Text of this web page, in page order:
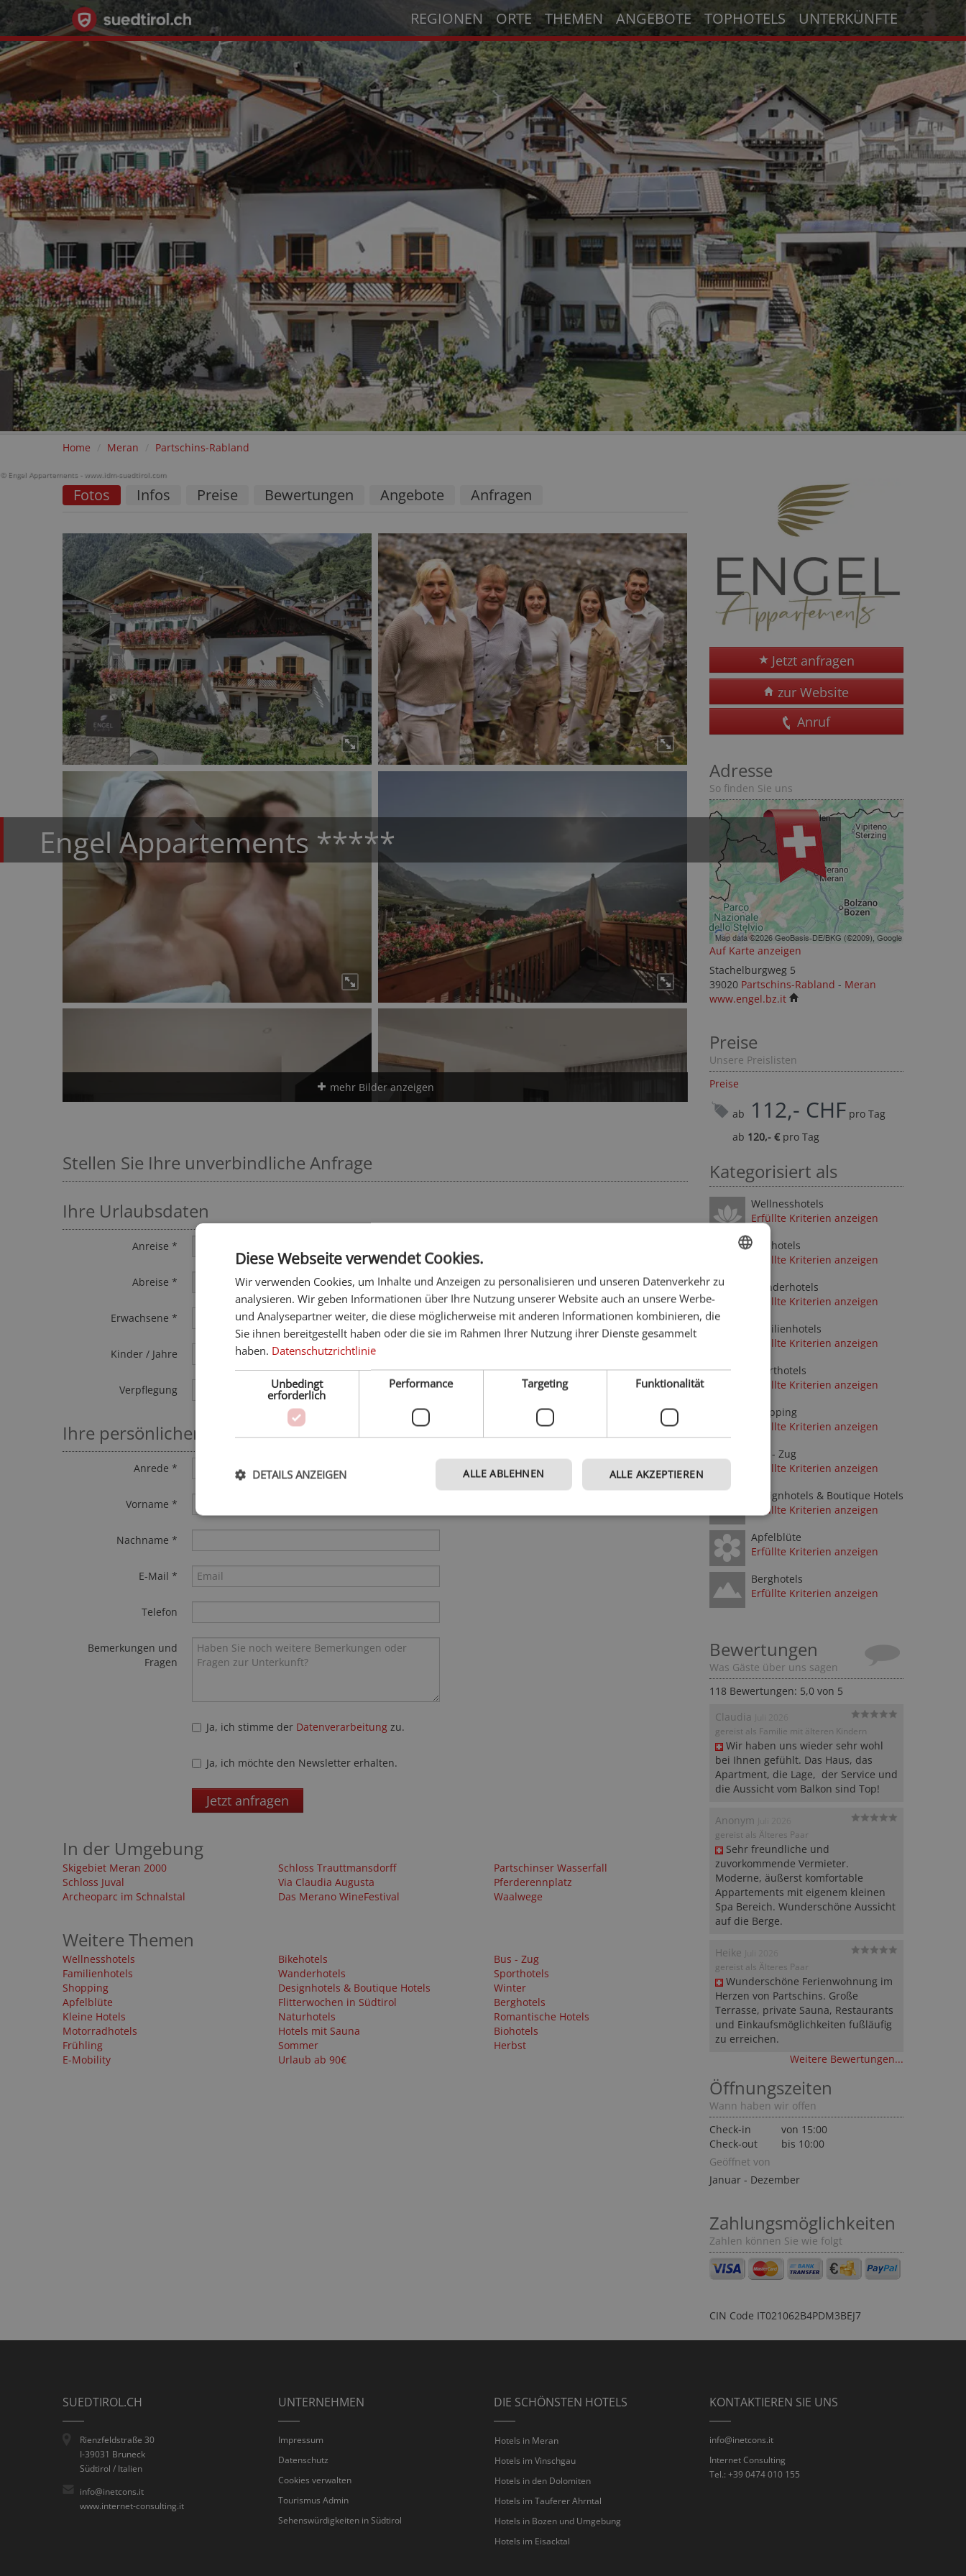
REGIONEN ORTE THEMEN ANGEBOTE TOPHOTELS UNTERKÜNFTE
Engel Appartements *****
© Engel Appartements - www.idm-suedtirol.com
Home / Meran / Partschins-Rabland
Fotos Infos Preise Bewertungen Angebote Anfragen
mehr Bilder anzeigen
Stellen Sie Ihre unverbindliche Anfrage
Ihre Urlaubsdaten
Anreise *
Abreise *
Erwachsene *
Kinder / Jahre
Verpflegung
Ihre persönlichen Daten
Anrede *
Vorname *
Nachname *
E-Mail *
Telefon
Bemerkungen und
Fragen
Ja, ich stimme der Datenverarbeitung zu.
Ja, ich möchte den Newsletter erhalten.
Jetzt anfragen
In der Umgebung
Skigebiet Meran 2000 Schloss Trauttmansdorff
Partschinser Wasserfall
Schloss Juval
Via Claudia Augusta
Pferderennplatz
Archeoparc im Schnalstal
Das Merano WineFestival Waalwege
Weitere Themen
Wellnesshotels Bikehotels
Bus - Zug
Familienhotels
Wanderhotels
Sporthotels
Shopping
Designhotels & Boutique Hotels
Winter
Apfelblüte
Flitterwochen in Südtirol
Berghotels
Kleine Hotels
Naturhotels
Romantische Hotels
Motorradhotels
Hotels mit Sauna
Biohotels
Frühling
Sommer
Herbst
E-Mobility
Urlaub ab 90€
Jetzt anfragen
zur Website
Anruf
Adresse
So finden Sie uns
Auf Karte anzeigen
Stachelburgweg 5
39020 Partschins-Rabland - Meran
www.engel.bz.it
Preise
Unsere Preislisten
Preise
ab 112,- CHF pro Tag
ab 120,- €pro Tag
Kategorisiert als
Wellnesshotels
Erfüllte Kriterien anzeigen
Bikehotels
Erfüllte Kriterien anzeigen
Wanderhotels
Erfüllte Kriterien anzeigen
Familienhotels
Erfüllte Kriterien anzeigen
Sporthotels
Erfüllte Kriterien anzeigen
Shopping
Erfüllte Kriterien anzeigen
Bus - Zug
Erfüllte Kriterien anzeigen
Designhotels & Boutique Hotels
Erfüllte Kriterien anzeigen
Apfelblüte
Erfüllte Kriterien anzeigen
Berghotels
Erfüllte Kriterien anzeigen
Bewertungen
Was Gäste über uns sagen
118 Bewertungen: 5,0 von 5
Claudia
gereist als Familie mit älteren Kindern
Wir haben uns wieder sehr wohl
bei Ihnen gefühlt. Das Haus, das
Apartment, die Lage,  der Service und
die Aussicht vom Balkon sind Top!
Anonym
gereist als Älteres Paar
Sehr freundliche und
zuvorkommende Vermieter.
Moderne, äußerst komfortable
Appartements mit eigenem kleinen
Spa Bereich. Wunderschöne Aussicht
auf die Berge.
Heike
gereist als Älteres Paar
Wunderschöne Ferienwohnung im
Herzen von Partschins. Große
Terrasse, private Sauna, Restaurants
und Einkaufsmöglichkeiten fußläufig
zu erreichen.
Weitere Bewertungen...
Öffnungszeiten
Wann haben wir offen
Check-in
von 15:00
Check-out
bis 10:00
Geöffnet von
Januar - Dezember
Zahlungsmöglichkeiten
Zahlen können Sie wie folgt
CIN Code IT021062B4PDM3BEJ7
SUEDTIROL.CH
Rienzfeldstraße 30
I-39031 Bruneck
Südtirol / Italien
info@inetcons.it
www.internet-consulting.it
UNTERNEHMEN
Impressum
Datenschutz
Cookies verwalten
Tourismus Admin
Sehenswürdigkeiten in Südtirol
DIE SCHÖNSTEN HOTELS
Hotels in Meran
Hotels im Vinschgau
Hotels in den Dolomiten
Hotels im Tauferer Ahrntal
Hotels in Bozen und Umgebung
Hotels im Eisacktal
KONTAKTIEREN SIE UNS
info@inetcons.it
Internet Consulting
Tel.: +39 0474 010 155
ENGLISH
GERMAN
Diese Webseite verwendet Cookies.
Wir verwenden Cookies, um Inhalte und Anzeigen zu personalisieren und unseren Datenverkehr zu
analysieren. Wir geben Informationen über Ihre Nutzung unserer Website auch an unsere Werbe-
und Analysepartner weiter, die diese möglicherweise mit anderen Informationen kombinieren, die
Sie ihnen bereitgestellt haben oder die sie im Rahmen Ihrer Nutzung ihrer Dienste gesammelt
haben. Datenschutzrichtlinie
Unbedingt
erforderlich
Performance Targeting Funktionalität
ALLE AKZEPTIEREN
ALLE ABLEHNEN
DETAILS ANZEIGEN